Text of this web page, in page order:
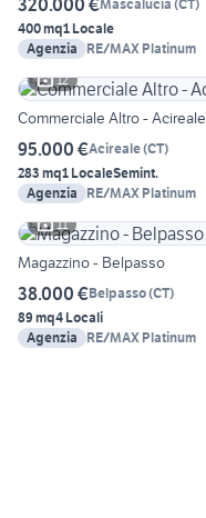
Mascalucia (CT)
400 mq1 Locale
Agenzia
RE/MAX Platinum
12
Commerciale Altro - Acireale
95.000 €Acireale(CT)
283 mq1 LocaleSemint.
Agenzia
RE/MAX Platinum
11
Magazzino - Belpasso
38.000 €Belpasso(CT)
89 mq4 Locali
Agenzia
RE/MAX Platinum